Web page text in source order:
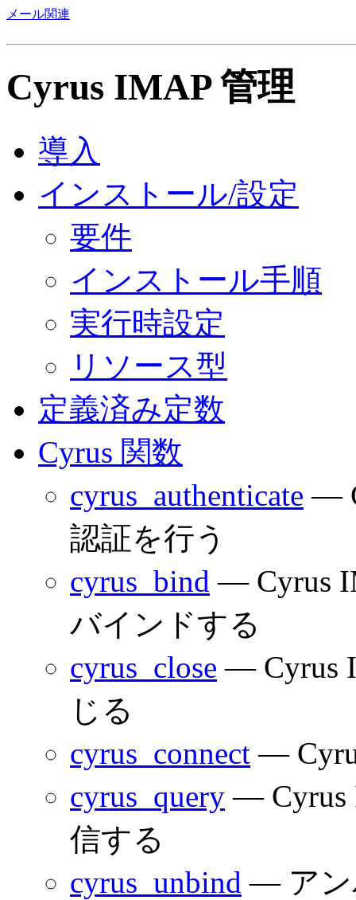
メール関連
Cyrus IMAP 管理
導入
インストール/設定
要件
インストール手順
実行時設定
リソース型
定義済み定数
Cyrus 関数
cyrus_authenticate —
認証を行う
cyrus_bind — Cyrus
バインドする
cyrus_close — Cyrus
じる
cyrus_connect —
cyrus_query — Cyrus
信する
cyrus_unbind — アン